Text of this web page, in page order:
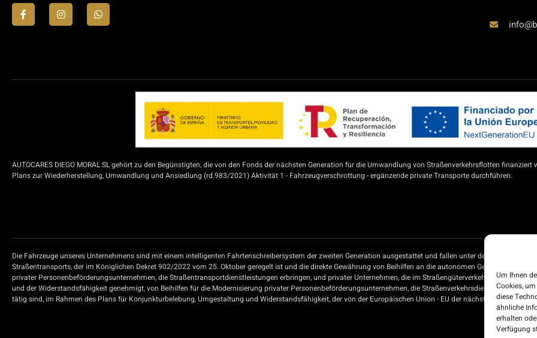
Um Ihnen
Cookies,
diese
ähnliche
erhalten
Verfügung
AUTOCARES DIEGO MORAL SL gehört zu den Begünstigten, die von den Fonds der nächsten Generation für die Umwandlung von Straßenverkehrsflotten
Plans zur Wiederherstellung, Umwandlung und Ansiedlung (rd.983/2021) Aktivität 1 - Fahrzeugverschrottung - ergänzende private Transporte durchführen.
Die Fahrzeuge unseres Unternehmens sind mit einem intelligenten Fahrtenschreibersystem der zweiten Generation ausgestattet und fallen unter den Beihilfeplan
Straßentransports, der im Königlichen Dekret 902/2022 vom 25. Oktober geregelt ist und die direkte Gewährung von Beihilfen an die autonomen Gemeinschaften
privater Personenbeförderungsunternehmen, die Straßentransportdienstleistungen erbringen, und privater Unternehmen, die im Straßengüterverkehr tätig sind,
und der Widerstandsfähigkeit genehmigt, von Beihilfen für die Modernisierung privater Personenbeförderungsunternehmen, die Straßenverkehrsdienste erbringen,
tätig sind, im Rahmen des Plans für Konjunkturbelebung, Umgestaltung und Widerstandsfähigkeit, der von der Europäischen Union - EU der nächsten Generation